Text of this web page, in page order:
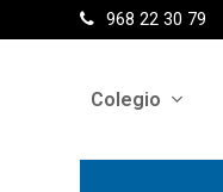
968 22 30 79
Colegio